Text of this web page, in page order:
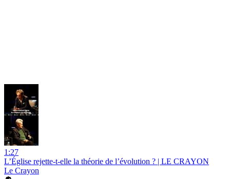
1:27
L’Église rejette-t-elle la théorie de l’évolution ? | LE CRAYON
Le Crayon